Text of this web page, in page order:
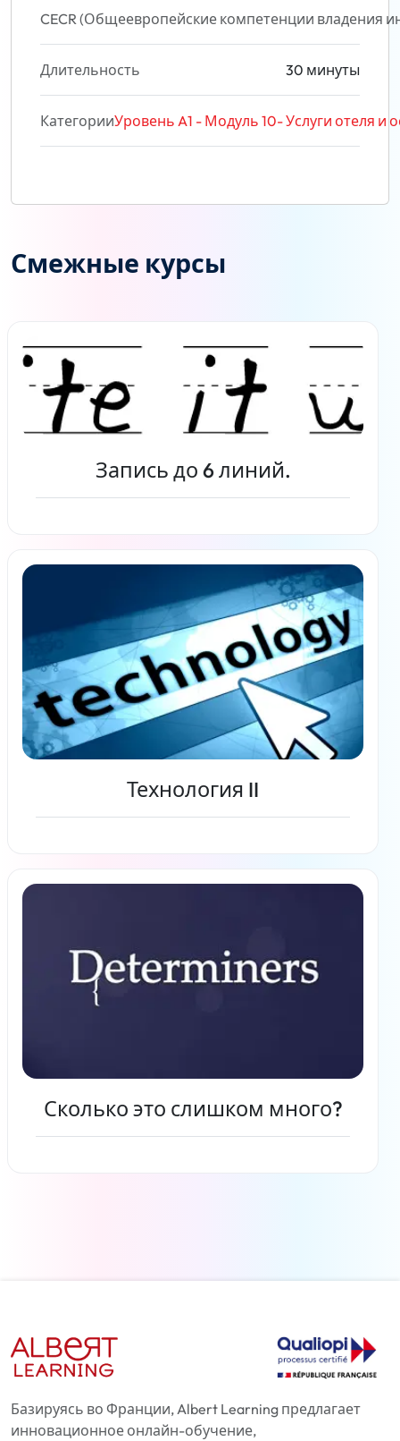
CECR (Общеевропейские компетенции владения
Длительность 30 минуты
КатегорииУровень A1 - Модуль 10- Услуги отеля и
Смежные курсы
Запись до 6 линий.
Читать дальше
Технология II
Читать дальше
Сколько это слишком много?
Базируясь во Франции, Albert Learning предлагает
инновационное онлайн-обучение,